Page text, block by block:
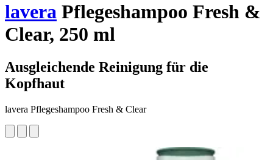
lavera Pflegeshampoo Fresh &
Clear, 250 ml
Ausgleichende Reinigung für die
Kopfhaut
lavera Pflegeshampoo Fresh & Clear